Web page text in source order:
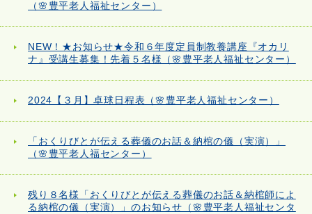
（🌸豊平老人福祉センター）
NEW！★お知らせ★令和６年度定員制教養講座『オカリ
ナ』受講生募集！先着５名様（🌸豊平老人福祉センター）
2024【３月】卓球日程表（🌸豊平老人福祉センター）
「おくりびとが伝える葬儀のお話＆納棺の儀（実演）」
（🌸豊平老人福センター）
残り８名様「おくりびとが伝える葬儀のお話＆納棺師によ
る納棺の儀（実演）」のお知らせ（🌸豊平老人福祉センタ